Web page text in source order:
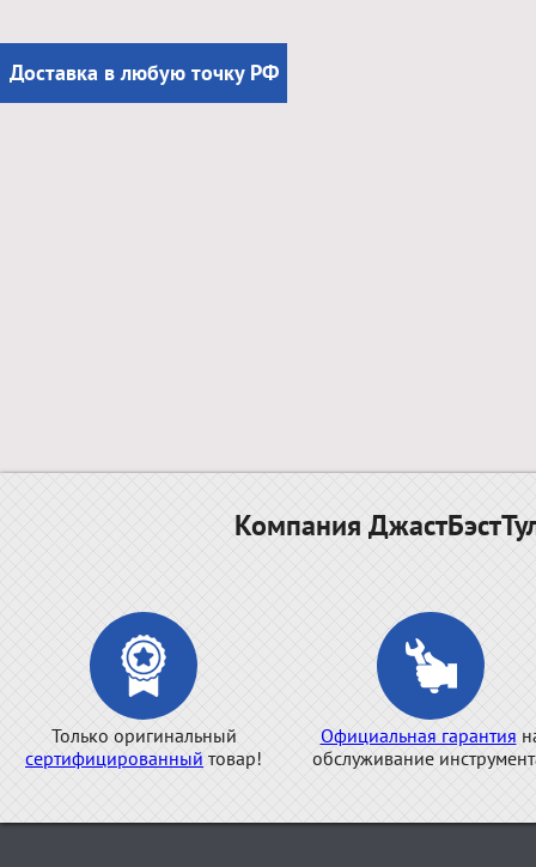
Доставка в любую точку РФ
Компания
Только оригинальный
сертифицированный товар!
Официальная гарантия
обслуживание